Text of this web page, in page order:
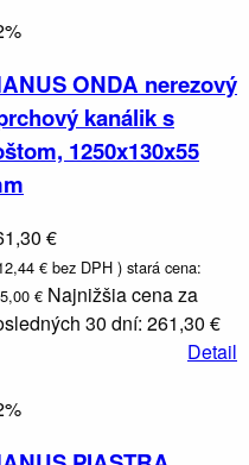
osvetlenie
ONDA nerezový
kanálik s
1250x130x55
€
€ bez DPH ) stará cena:
€ Najnižšia cena za
30 dní: 261,30 €
Detail